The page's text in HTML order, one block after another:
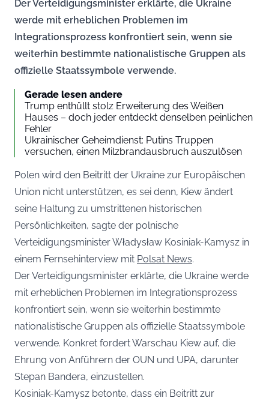
Der Verteidigungsminister erklärte, die Ukraine
werde mit erheblichen Problemen im
Integrationsprozess konfrontiert sein, wenn sie
weiterhin bestimmte nationalistische Gruppen als
offizielle Staatssymbole verwende.
Gerade lesen andere
Trump enthüllt stolz Erweiterung des Weißen
Hauses – doch jeder entdeckt denselben peinlichen
Fehler
Ukrainischer Geheimdienst: Putins Truppen
versuchen, einen Milzbrandausbruch auszulösen
Polen wird den Beitritt der Ukraine zur Europäischen
Union nicht unterstützen, es sei denn, Kiew ändert
seine Haltung zu umstrittenen historischen
Persönlichkeiten, sagte der polnische
Verteidigungsminister Władysław Kosiniak-Kamysz in
einem Fernsehinterview mit Polsat News.
Der Verteidigungsminister erklärte, die Ukraine werde
mit erheblichen Problemen im Integrationsprozess
konfrontiert sein, wenn sie weiterhin bestimmte
nationalistische Gruppen als offizielle Staatssymbole
verwende. Konkret fordert Warschau Kiew auf, die
Ehrung von Anführern der OUN und UPA, darunter
Stepan Bandera, einzustellen.
Kosiniak-Kamysz betonte, dass ein Beitritt zur